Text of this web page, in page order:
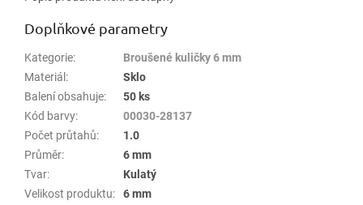
Doplňkové parametry
Kategorie:
Broušené kuličky 6 mm
Materiál :
Sklo
Balení obsahuje:
50 ks
Kód barvy:
00030-28137
Počet průtahů:
1.0
Průměr:
6 mm
Tvar:
Kulatý
Velikost produktu:
6 mm